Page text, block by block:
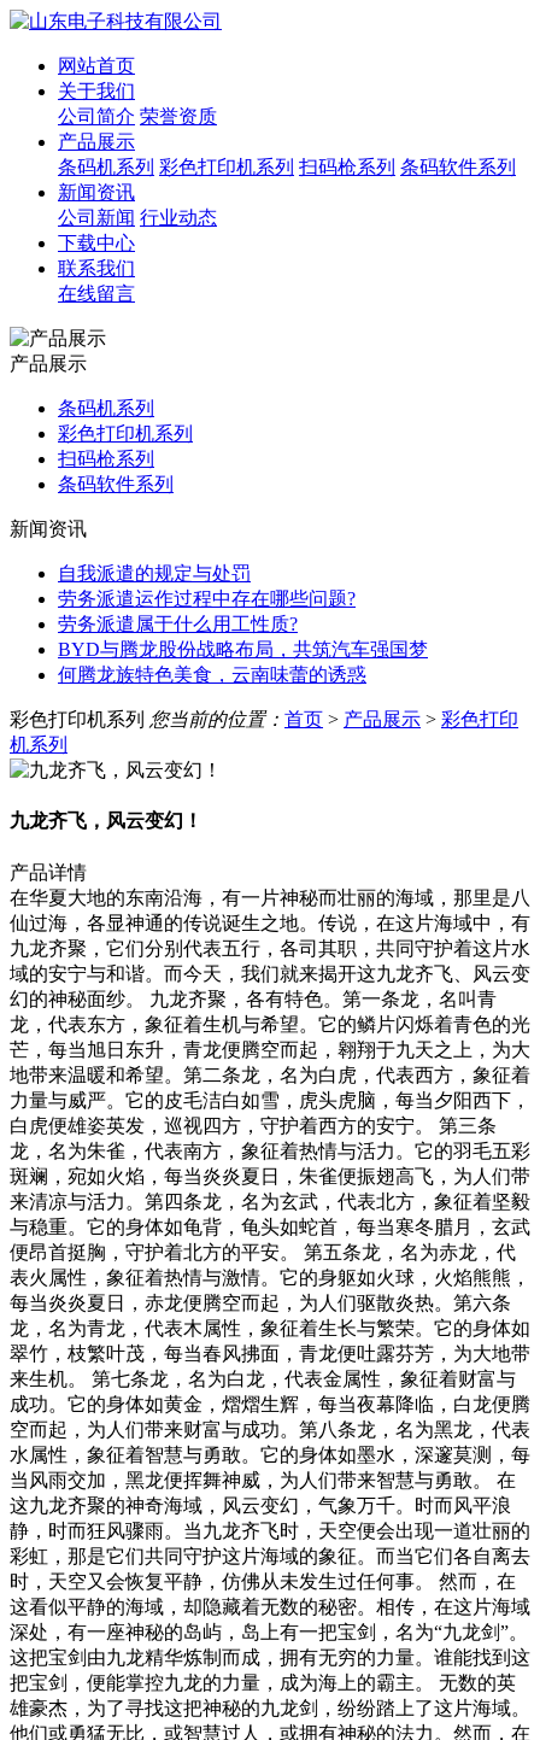
网站首页
关于我们
公司简介 荣誉资质
产品展示
条码机系列 彩色打印机系列 扫码枪系列 条码软件系列
新闻资讯
公司新闻 行业动态
下载中心
联系我们
在线留言
产品展示
条码机系列
彩色打印机系列
扫码枪系列
条码软件系列
新闻资讯
自我派遣的规定与处罚
劳务派遣运作过程中存在哪些问题?
劳务派遣属于什么用工性质?
BYD与腾龙股份战略布局，共筑汽车强国梦
何腾龙族特色美食，云南味蕾的诱惑
彩色打印机系列 您当前的位置： 首页 > 产品展示 > 彩色打印
机系列
九龙齐飞，风云变幻！
产品详情
在华夏大地的东南沿海，有一片神秘而壮丽的海域，那里是八
仙过海，各显神通的传说诞生之地。传说，在这片海域中，有
九龙齐聚，它们分别代表五行，各司其职，共同守护着这片水
域的安宁与和谐。而今天，我们就来揭开这九龙齐飞、风云变
幻的神秘面纱。 九龙齐聚，各有特色。第一条龙，名叫青
龙，代表东方，象征着生机与希望。它的鳞片闪烁着青色的光
芒，每当旭日东升，青龙便腾空而起，翱翔于九天之上，为大
地带来温暖和希望。第二条龙，名为白虎，代表西方，象征着
力量与威严。它的皮毛洁白如雪，虎头虎脑，每当夕阳西下，
白虎便雄姿英发，巡视四方，守护着西方的安宁。 第三条
龙，名为朱雀，代表南方，象征着热情与活力。它的羽毛五彩
斑斓，宛如火焰，每当炎炎夏日，朱雀便振翅高飞，为人们带
来清凉与活力。第四条龙，名为玄武，代表北方，象征着坚毅
与稳重。它的身体如龟背，龟头如蛇首，每当寒冬腊月，玄武
便昂首挺胸，守护着北方的平安。 第五条龙，名为赤龙，代
表火属性，象征着热情与激情。它的身躯如火球，火焰熊熊，
每当炎炎夏日，赤龙便腾空而起，为人们驱散炎热。第六条
龙，名为青龙，代表木属性，象征着生长与繁荣。它的身体如
翠竹，枝繁叶茂，每当春风拂面，青龙便吐露芬芳，为大地带
来生机。 第七条龙，名为白龙，代表金属性，象征着财富与
成功。它的身体如黄金，熠熠生辉，每当夜幕降临，白龙便腾
空而起，为人们带来财富与成功。第八条龙，名为黑龙，代表
水属性，象征着智慧与勇敢。它的身体如墨水，深邃莫测，每
当风雨交加，黑龙便挥舞神威，为人们带来智慧与勇敢。 在
这九龙齐聚的神奇海域，风云变幻，气象万千。时而风平浪
静，时而狂风骤雨。当九龙齐飞时，天空便会出现一道壮丽的
彩虹，那是它们共同守护这片海域的象征。而当它们各自离去
时，天空又会恢复平静，仿佛从未发生过任何事。 然而，在
这看似平静的海域，却隐藏着无数的秘密。相传，在这片海域
深处，有一座神秘的岛屿，岛上有一把宝剑，名为“九龙剑”。
这把宝剑由九龙精华炼制而成，拥有无穷的力量。谁能找到这
把宝剑，便能掌控九龙的力量，成为海上的霸主。 无数的英
雄豪杰，为了寻找这把神秘的九龙剑，纷纷踏上了这片海域。
他们或勇猛无比，或智慧过人，或拥有神秘的法力。然而，在